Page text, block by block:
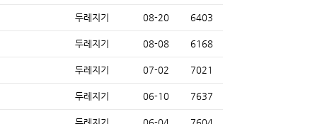
두레지기 08-20 6403
두레지기 08-08 6168
두레지기 07-02 7021
두레지기 06-10 7637